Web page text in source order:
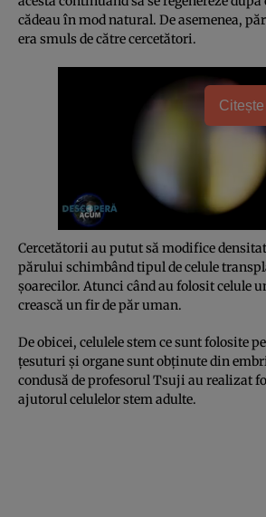
cădeau în mod natural. De asemenea,
era smuls de către cercetători.
Citește
Cercetătorii au putut să modifice
părului schimbând tipul de celule
şoarecilor. Atunci când au folosit celule
crească un fir de păr uman.
De obicei, celulele stem ce sunt folosite
ţesuturi şi organe sunt obţinute din
condusă de profesorul Tsuji au realizat
ajutorul celulelor stem adulte.